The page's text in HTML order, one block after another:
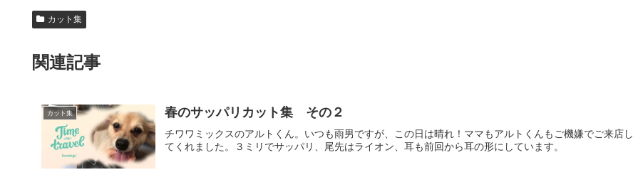
カット集
関連記事
カット集 春のサッパリカット集 その２
チワワミックスのアルトくん。いつも雨男ですが、この日は晴れ！ママもアルトくんもご機嫌でご来店し
てくれました。３ミリでサッパリ、尾先はライオン、耳も前回から耳の形にしています。